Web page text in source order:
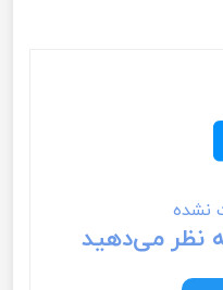
نشده
نظر می‌دهید